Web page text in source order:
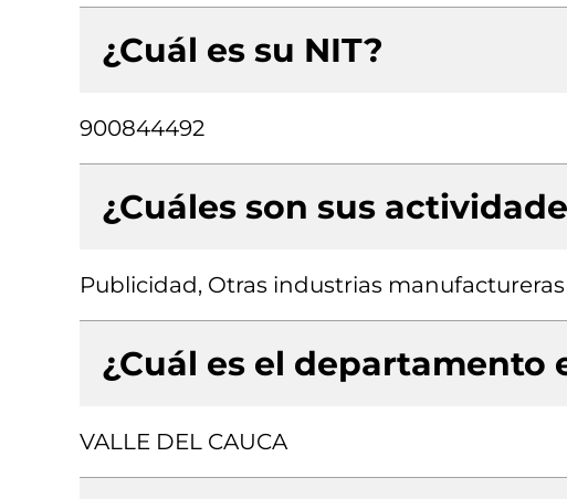
¿Cuál es su NIT?
900844492
¿Cuáles son sus
Publicidad, Otras industrias
¿Cuál es el departamento
VALLE DEL CAUCA